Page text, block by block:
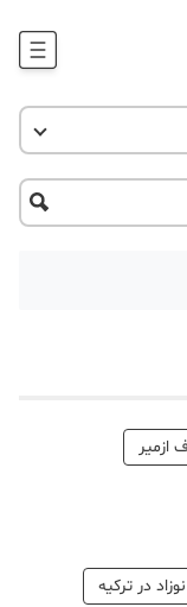
وبلاگ
جاذبه گردشگری
در ترکیه